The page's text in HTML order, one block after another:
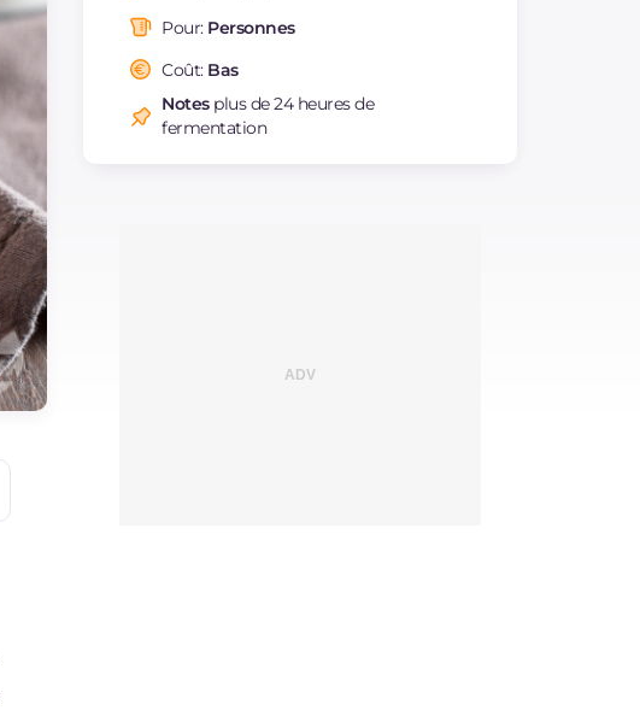
Graisses
saturés
Fibre
Cholestérol
Pour: Personnes
Coût: Bas
Notesplus de 24 heures de
fermentation